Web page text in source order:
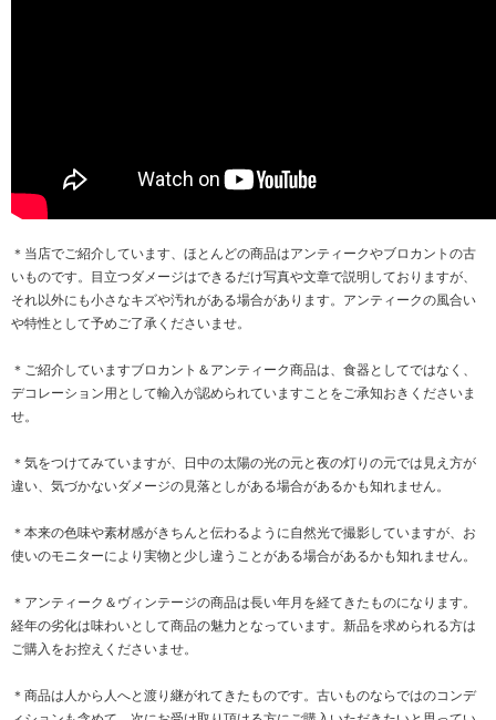
＊当店でご紹介しています、ほとんどの商品はアンティークやブロカントの古
いものです。目立つダメージはできるだけ写真や文章で説明しておりますが、
それ以外にも小さなキズや汚れがある場合があります。アンティークの風合い
や特性として予めご了承くださいませ。
＊ご紹介していますブロカント＆アンティーク商品は、食器としてではなく、
デコレーション用として輸入が認められていますことをご承知おきくださいま
せ。
＊気をつけてみていますが、日中の太陽の光の元と夜の灯りの元では見え方が
違い、気づかないダメージの見落としがある場合があるかも知れません。
＊本来の色味や素材感がきちんと伝わるように自然光で撮影していますが、お
使いのモニターにより実物と少し違うことがある場合があるかも知れません。
＊アンティーク＆ヴィンテージの商品は長い年月を経てきたものになります。
経年の劣化は味わいとして商品の魅力となっています。新品を求められる方は
ご購入をお控えくださいませ。
＊商品は人から人へと渡り継がれてきたものです。古いものならではのコンデ